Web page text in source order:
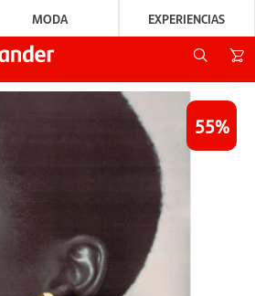
MODA EXPERIENCIAS
55